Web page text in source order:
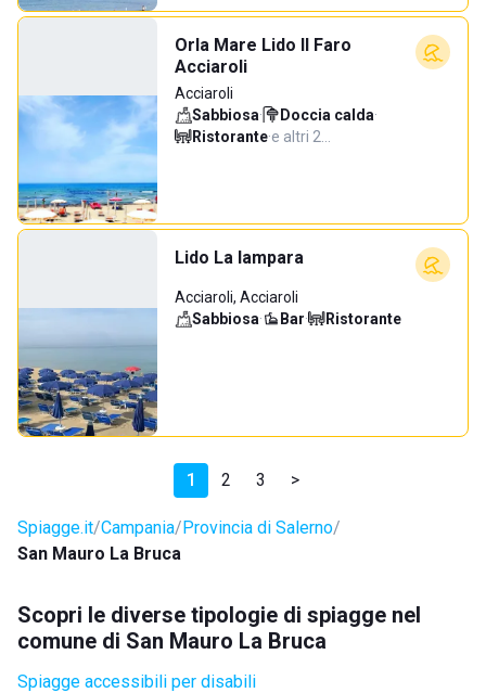
Orla Mare Lido Il Faro
Acciaroli
Acciaroli
Sabbiosa· Doccia calda·
Ristorante·e altri 2…
Lido La lampara
Acciaroli, Acciaroli
Sabbiosa· Bar· Ristorante
1 2 3 >
Spiagge.it Campania Provincia di Salerno
San Mauro La Bruca
Scopri le diverse tipologie di spiagge nel
comune di San Mauro La Bruca
Spiagge accessibili per disabili